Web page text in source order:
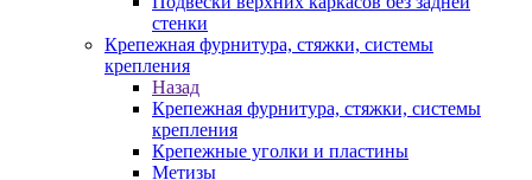
стенки
Крепежная фурнитура, стяжки, системы
крепления
Назад
Крепежная фурнитура, стяжки, системы
крепления
Крепежные уголки и пластины
Метизы